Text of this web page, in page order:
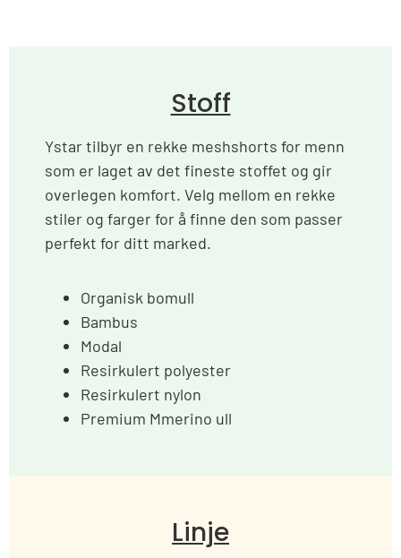
Stoff
Ystar tilbyr en rekke meshshorts for menn
som er laget av det fineste stoffet og gir
overlegen komfort. Velg mellom en rekke
stiler og farger for å finne den som passer
perfekt for ditt marked.
Organisk bomull
Bambus
Modal
Resirkulert polyester
Resirkulert nylon
Premium Mmerino ull
Linje